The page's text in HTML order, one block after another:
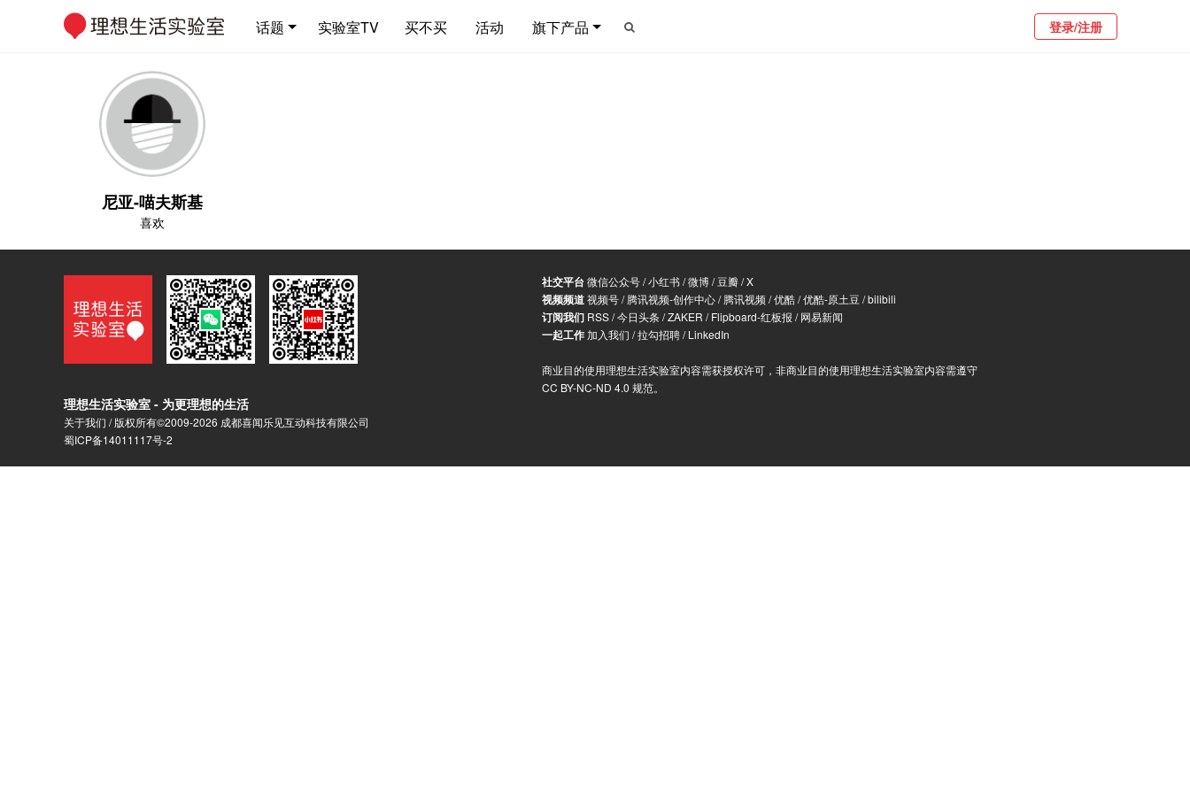
话题 实验室TV 买不买 活动 旗下产品 登录/注册
尼亚-喵夫斯基
喜欢
理想生活实验室 - 为更理想的生活
关于我们 / 版权所有©2009-2026 成都喜闻乐见互动科技有限公司
蜀ICP备14011117号-2
社交平台微信公众号/小红书/微博/豆瓣/X
视频频道视频号/腾讯视频-创作中心/腾讯视频/优酷/优酷-原土豆 /bilibili
订阅我们 RSS/今日头条 /ZAKER /Flipboard-红板报 /网易新闻
一起工作加入我们 /拉勾招聘/LinkedIn
商业目的使用理想生活实验室内容需获授权许可，非商业目的使用理想生活实验室内容需遵守
CC BY-NC-ND 4.0 规范。